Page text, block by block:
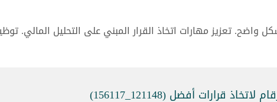
واضح. تعزيز مهارات اتخاذ القرار المبني على التحليل المالي.
قرارات أفضل (121148_156117)